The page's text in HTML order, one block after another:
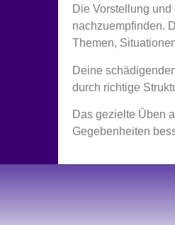
Die Vorstellung
nachzuempfinden.
Themen,
Deine
durch richtige
Das gezielte Üben
Gegebenheiten